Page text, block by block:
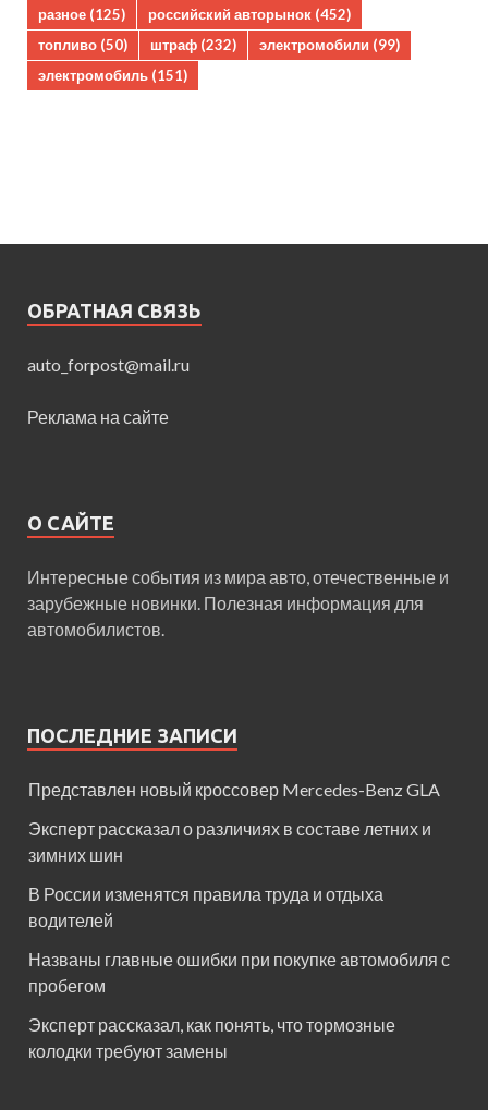
разное (125) российский авторынок (452)
топливо (50) штраф (232) электромобили (99)
электромобиль (151)
ОБРАТНАЯ СВЯЗЬ
auto_forpost@mail.ru
Реклама на сайте
О САЙТЕ
Интересные события из мира авто, отечественные и
зарубежные новинки. Полезная информация для
автомобилистов.
ПОСЛЕДНИЕ ЗАПИСИ
Представлен новый кроссовер Mercedes-Benz GLA
Эксперт рассказал о различиях в составе летних и
зимних шин
В России изменятся правила труда и отдыха
водителей
Названы главные ошибки при покупке автомобиля с
пробегом
Эксперт рассказал, как понять, что тормозные
колодки требуют замены